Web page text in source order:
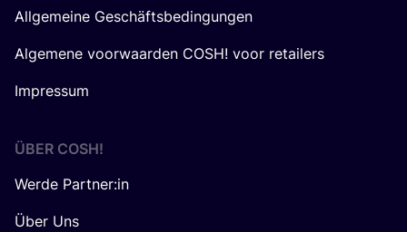
Allgemeine Geschäftsbedingungen
Algemene voorwaarden COSH! voor retailers
Impressum
ÜBER COSH!
Werde Partner:in
Über Uns